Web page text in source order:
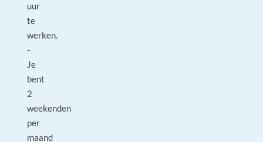
uur
te
werken.
-
Je
bent
2
weekenden
per
maand